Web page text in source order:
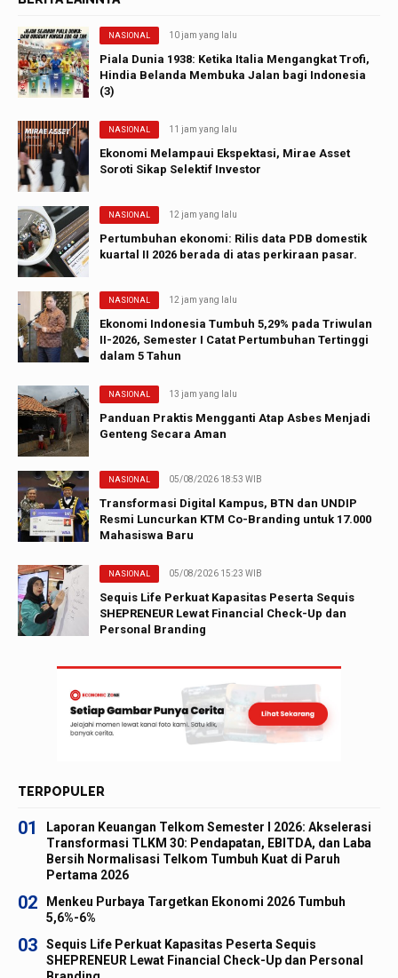
NASIONAL 10 jam yang lalu
Piala Dunia 1938: Ketika Italia Mengangkat Trofi,
Hindia Belanda Membuka Jalan bagi Indonesia
(3)
NASIONAL 11 jam yang lalu
Ekonomi Melampaui Ekspektasi, Mirae Asset
Soroti Sikap Selektif Investor
NASIONAL 12 jam yang lalu
Pertumbuhan ekonomi: Rilis data PDB domestik
kuartal II 2026 berada di atas perkiraan pasar.
NASIONAL 12 jam yang lalu
Ekonomi Indonesia Tumbuh 5,29% pada Triwulan
II-2026, Semester I Catat Pertumbuhan Tertinggi
dalam 5 Tahun
NASIONAL 13 jam yang lalu
Panduan Praktis Mengganti Atap Asbes Menjadi
Genteng Secara Aman
NASIONAL 05/08/2026 18:53 WIB
Transformasi Digital Kampus, BTN dan UNDIP
Resmi Luncurkan KTM Co-Branding untuk 17.000
Mahasiswa Baru
NASIONAL 05/08/2026 15:23 WIB
Sequis Life Perkuat Kapasitas Peserta Sequis
SHEPRENEUR Lewat Financial Check-Up dan
Personal Branding
TERPOPULER
01
Laporan Keuangan Telkom Semester I 2026: Akselerasi
Transformasi TLKM 30: Pendapatan, EBITDA, dan Laba
Bersih Normalisasi Telkom Tumbuh Kuat di Paruh
Pertama 2026
02
Menkeu Purbaya Targetkan Ekonomi 2026 Tumbuh
5,6%-6%
03
Sequis Life Perkuat Kapasitas Peserta Sequis
SHEPRENEUR Lewat Financial Check-Up dan Personal